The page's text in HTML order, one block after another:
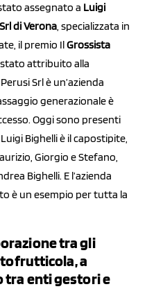
assegnato a Luigi
di Verona, specializzata in
il premio IlGrossista
stato attribuito alla
Srl è un’azienda
generazionale è
Oggi sono presenti
Bighelli è il capostipite,
Giorgio e Stefano,
Bighelli. E l’azienda
è un esempio per tutta la
tra gli
a
enti gestori e